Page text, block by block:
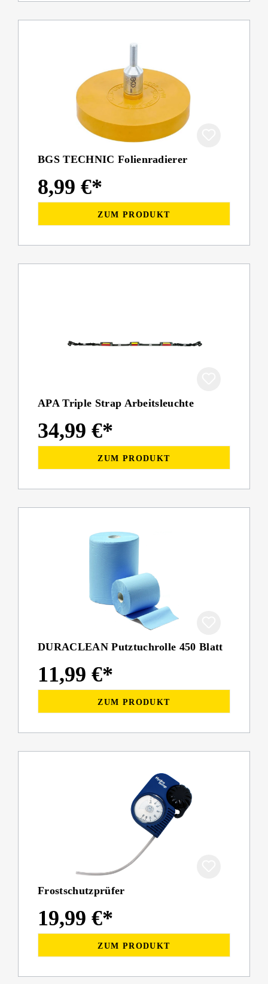
BGS TECHNIC Folienradierer
8,99 €*
ZUM PRODUKT
APA Triple Strap Arbeitsleuchte
34,99 €*
ZUM PRODUKT
DURACLEAN Putztuchrolle 450 Blatt
11,99 €*
ZUM PRODUKT
Frostschutzprüfer
19,99 €*
ZUM PRODUKT